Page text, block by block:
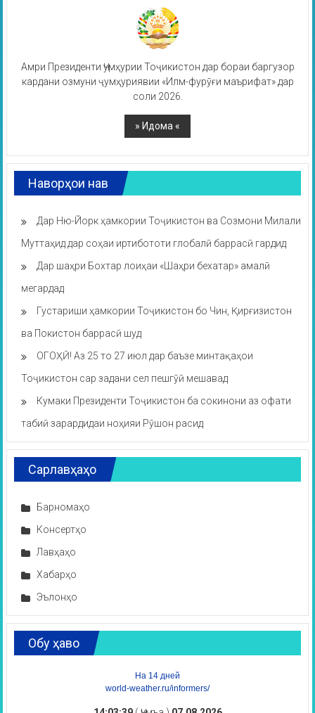
Амри Президенти Ҷумҳурии Тоҷикистон дар бораи баргузор
кардани озмуни ҷумҳуриявии «Илм-фурӯғи маърифат» дар
соли 2026.
Наворҳои нав
Дар Ню-Йорк ҳамкории Тоҷикистон ва Созмони Милали
Муттаҳид дар соҳаи иртибототи глобалӣ баррасӣ гардид
Дар шаҳри Бохтар лоиҳаи «Шаҳри бехатар» амалӣ
мегардад
Густариши ҳамкории Тоҷикистон бо Чин, Қирғизистон
ва Покистон баррасӣ шуд
ОГОҲӢ! Аз 25 то 27 июл дар баъзе минтақаҳои
Тоҷикистон сар задани сел пешгӯӣ мешавад
Кумаки Президенти Тоҷикистон ба сокинони аз офати
табиӣ зарардидаи ноҳияи Рӯшон расид
Сарлавҳаҳо
Барномаҳо
Консертҳо
Лавҳаҳо
Хабарҳо
Эълонҳо
Обу ҳаво
На 14 дней
world-weather.ru/informers/